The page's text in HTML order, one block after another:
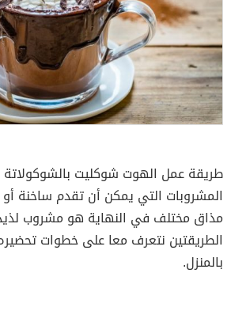
طريقة عمل الهوت شوكليت بالشوكولاتة
المشروبات التي يمكن أن تقدم ساخنة
مذاق مختلف في النهاية هو مشروب
الطريقتين نتعرف معا على خطوات
بالمنزل.